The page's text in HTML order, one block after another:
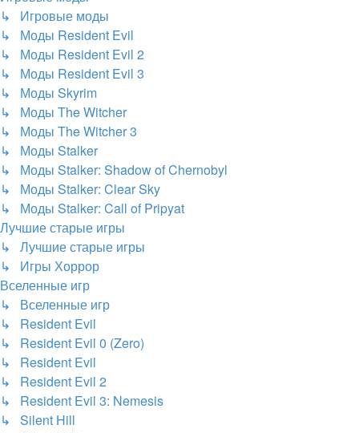
↳ Игровые моды
↳ Моды Resident Evil
↳ Моды Resident Evil 2
↳ Моды Resident Evil 3
↳ Моды Skyrim
↳ Моды The Witcher
↳ Моды The Witcher 3
↳ Моды Stalker
↳ Моды Stalker: Shadow of Chernobyl
↳ Моды Stalker: Clear Sky
↳ Моды Stalker: Call of Pripyat
Лучшие старые игры
↳ Лучшие старые игры
↳ Игры Хоррор
Вселенные игр
↳ Вселенные игр
↳ Resident Evil
↳ Resident Evil 0 (Zero)
↳ Resident Evil
↳ Resident Evil 2
↳ Resident Evil 3: Nemesis
↳ Silent Hill